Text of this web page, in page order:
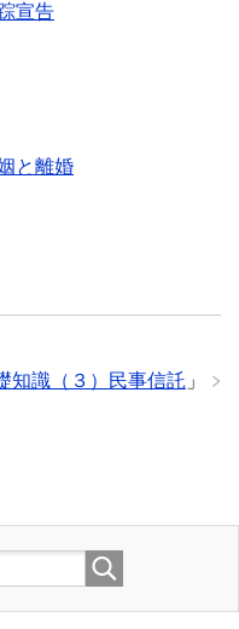
宣告
と離婚
知識（３）民事信託 」